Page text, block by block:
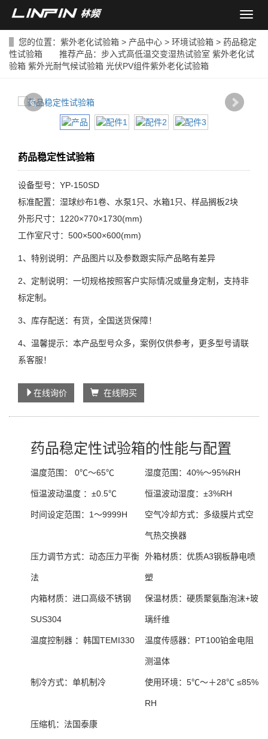
导
菜
单
您的位置： 紫外老化试验箱 > 产品中心 > 环境试验箱 > 药品稳定
性试验箱 推荐产品： 步入式高低温交变湿热试验室 紫外老化试
验箱 紫外光耐气候试验箱 光伏PV组件紫外老化试验箱
药品稳定性试验箱
设备型号：YP-150SD
标准配置：湿球纱布1卷、水泵1只、水箱1只、样品搁板2块
外形尺寸：1220×770×1730(mm)
工作室尺寸：500×500×600(mm)
1、特别说明：产品图片以及参数跟实际产品略有差异
2、定制说明：一切规格按照客户实际情况或量身定制，支持非
标定制。
3、库存配送：有货，全国送货保障！
4、温馨提示：本产品型号众多，案例仅供参考，更多型号请联
系客服！
在线询价 在线购买
药品稳定性试验箱的性能与配置
温度范围： 0℃～65℃ 湿度范围： 40%～95%RH
恒温波动温度 ： ±0.5℃ 恒温波动湿度： ±3%RH
时间设定范围： 1～9999H 空气冷却方式： 多级膜片式空
气热交换器
压力调节方式： 动态压力平衡
法
外箱材质： 优质A3钢板静电喷
塑
内箱材质： 进口高级不锈钢
SUS304
保温材质： 硬质聚氨酯泡沫+玻
璃纤维
温度控制器 ： 韩国TEMI330 温度传感器： PT100铂金电阻
测温体
制冷方式： 单机制冷 使用环境： 5℃～＋28℃ ≤85%
RH
压缩机： 法国泰康